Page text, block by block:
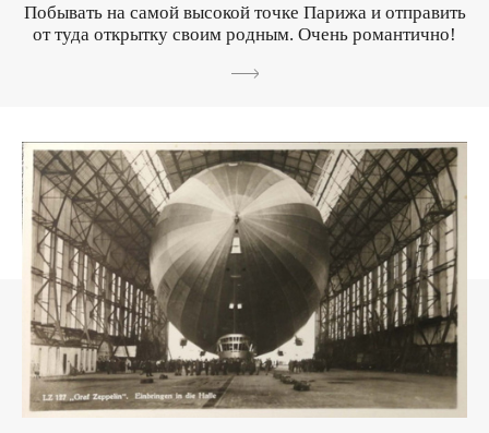
Побывать на самой высокой точке Парижа и отправить
от туда открытку своим родным. Очень романтично!